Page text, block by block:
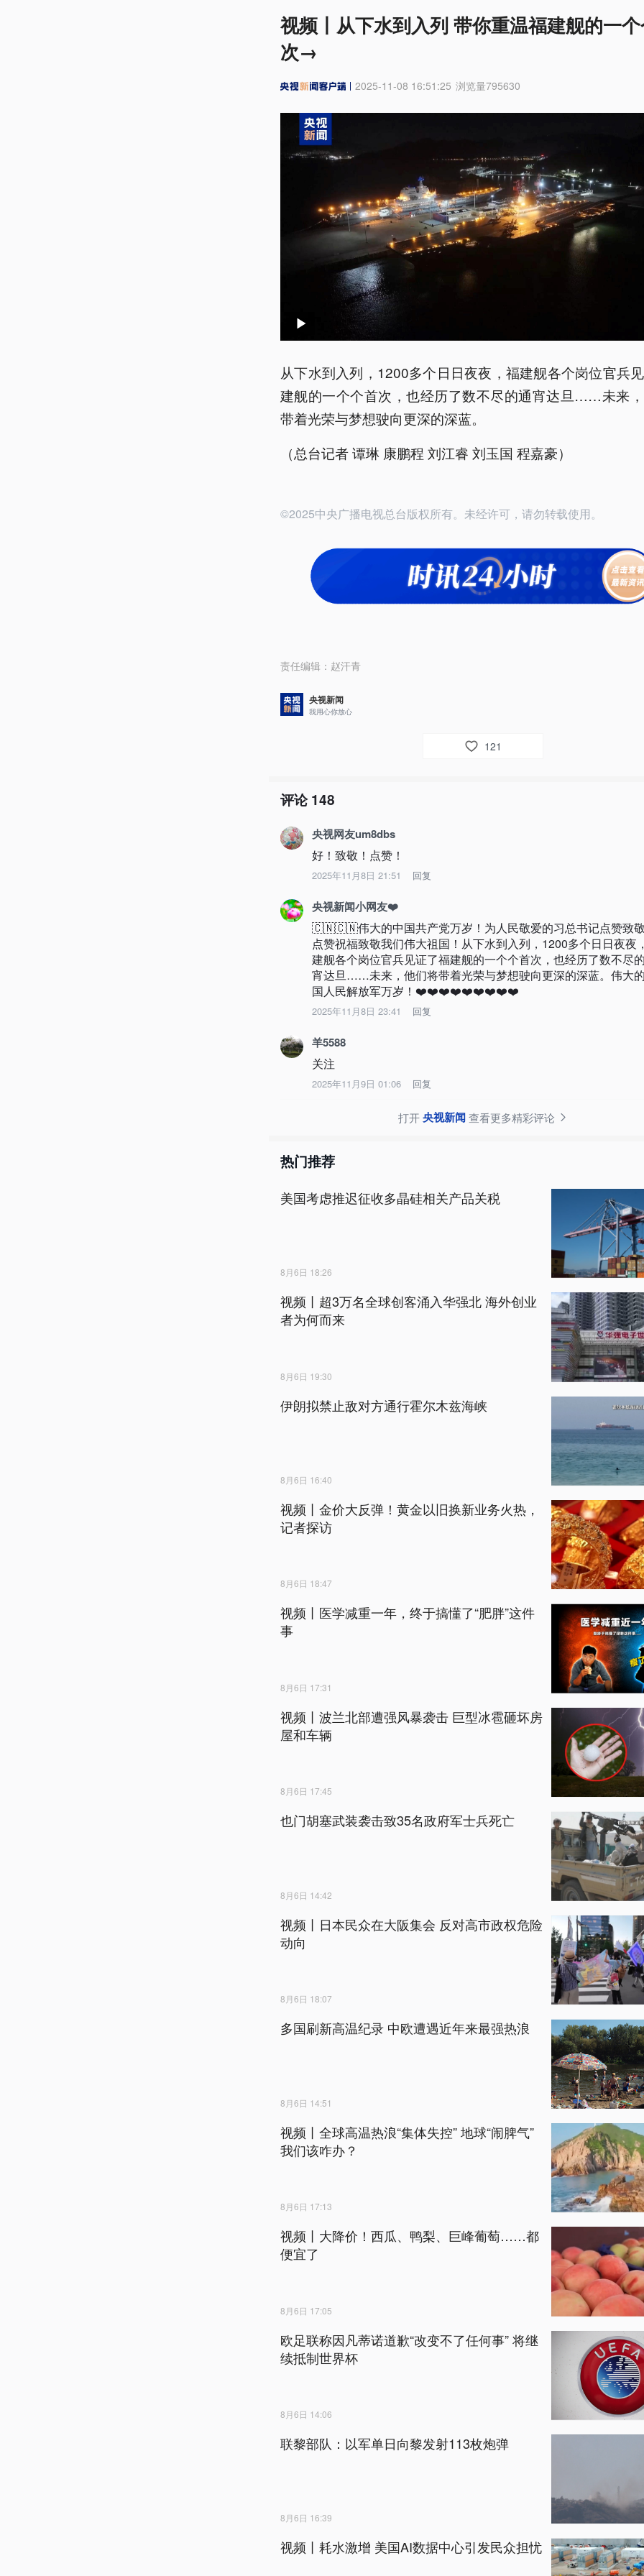
视频丨从下水到入列 带你重温福建舰的一
次→
2025-11-08 16:51:25 浏览量795630
从下水到入列，1200多个日日夜夜，福建舰各个岗位官兵
建舰的一个个首次，也经历了数不尽的通宵达旦……未来
带着光荣与梦想驶向更深的深蓝。
（总台记者 谭琳 康鹏程 刘江睿 刘玉国 程嘉豪）
©2025中央广播电视总台版权所有。未经许可，请勿转载使用。
责任编辑： 赵汗青
央视新闻
我用心你放心
121
评论148
央视网友um8dbs
好！致敬！点赞！
2025年11月8日 21:51 回复
央视新闻小网友❤️
🇨🇳🇨🇳伟大的中国共产党万岁！为人民敬爱的习总书记点赞致
点赞祝福致敬我们伟大祖国！从下水到入列，1200多个日日夜夜
建舰各个岗位官兵见证了福建舰的一个个首次，也经历了数不尽
宵达旦……未来，他们将带着光荣与梦想驶向更深的深蓝。伟大
国人民解放军万岁！❤️❤️❤️❤️❤️❤️❤️❤️❤️
2025年11月8日 23:41 回复
羊5588
关注
2025年11月9日 01:06 回复
打开央视新闻查看更多精彩评论
热门推荐
美国考虑推迟征收多晶硅相关产品关税
8月6日 18:26
视频丨超3万名全球创客涌入华强北 海外创业
者为何而来
8月6日 19:30
伊朗拟禁止敌对方通行霍尔木兹海峡
8月6日 16:40
视频丨金价大反弹！黄金以旧换新业务火热，
记者探访
8月6日 18:47
视频丨医学减重一年，终于搞懂了“肥胖”这件
事
8月6日 17:31
视频丨波兰北部遭强风暴袭击 巨型冰雹砸坏房
屋和车辆
8月6日 17:45
也门胡塞武装袭击致35名政府军士兵死亡
8月6日 14:42
视频丨日本民众在大阪集会 反对高市政权危险
动向
8月6日 18:07
多国刷新高温纪录 中欧遭遇近年来最强热浪
8月6日 14:51
视频丨全球高温热浪“集体失控” 地球“闹脾气”
我们该咋办？
8月6日 17:13
视频丨大降价！西瓜、鸭梨、巨峰葡萄……都
便宜了
8月6日 17:05
欧足联称因凡蒂诺道歉“改变不了任何事” 将继
续抵制世界杯
8月6日 14:06
联黎部队：以军单日向黎发射113枚炮弹
8月6日 16:39
视频丨耗水激增 美国AI数据中心引发民众担忧